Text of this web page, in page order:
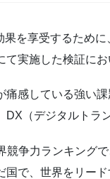
を享受するために
て実施した検証に
感している強い
DX（デジタルトラ
争⼒ランキング
国で、世界をリー